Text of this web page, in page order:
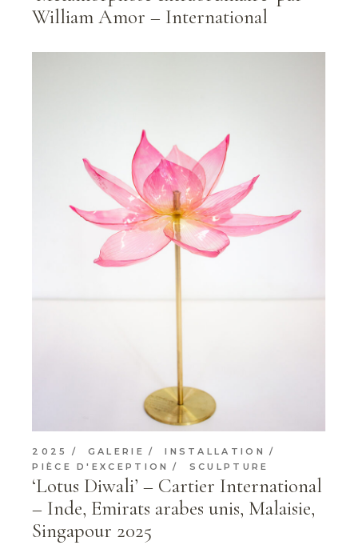
William Amor – International
2025 GALERIE
INSTALLATION
PIÈCE D'EXCEPTION
SCULPTURE
‘Lotus Diwali’ – Cartier International
– Inde, Emirats arabes unis, Malaisie,
Singapour 2025